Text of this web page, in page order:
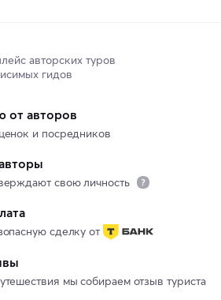
авторских туров
гидов
от авторов
и посредников
свою личность
сделку от
мы собираем отзыв туриста